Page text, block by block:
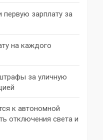
зарплату за
на каждого
за уличную
к автономной
отключения света и